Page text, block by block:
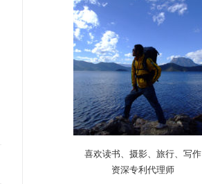
喜欢读书、摄影、旅行、写作
资深专利代理师